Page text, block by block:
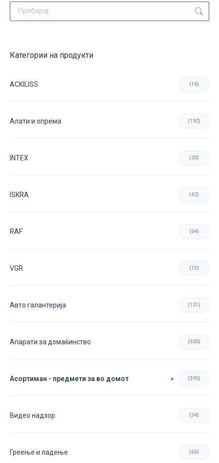
Категории на продукти
ACKILISS (14)
Aлати и опрема (192)
INTEX (20)
ISKRA (42)
RAF (64)
VGR (13)
Авто галантерија (121)
Апарати за домаќинство (300)
Асортиман - предмети за во домот (395)
Видео надзор (34)
Греење и ладење (65)